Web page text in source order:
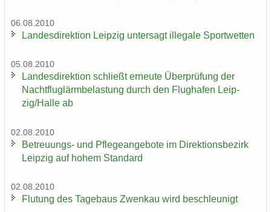
06.08.2010
Lan­des­di­rek­ti­on Leip­zig un­ter­sagt il­le­ga­le Sport­wet­ten
05.08.2010
Lan­des­di­rek­ti­on schließt er­neu­te Über­prü­fung der
Nacht­flug­lärm­be­las­tung durch den Flug­ha­fen Leip­
zig/Halle ab
02.08.2010
Betreuungs-​ und Pfle­ge­an­ge­bo­te im Di­rek­ti­ons­be­zirk
Leip­zig auf hohem Stan­dard
02.08.2010
Flu­tung des Ta­ge­baus Zwenkau wird be­schleu­nigt